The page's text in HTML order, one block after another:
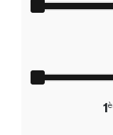
1